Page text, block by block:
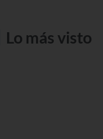
Lo más visto